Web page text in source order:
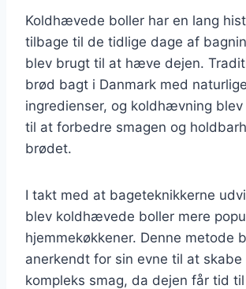
Koldhævede boller har en lang
tilbage til de tidlige dage af
blev brugt til at hæve dejen.
brød bagt i Danmark med naturlige
ingredienser, og koldhævning
til at forbedre smagen og
brødet.
I takt med at bageteknikkerne
blev koldhævede boller mere
hjemmekøkkener. Denne metode
anerkendt for sin evne til at skabe
kompleks smag, da dejen får tid